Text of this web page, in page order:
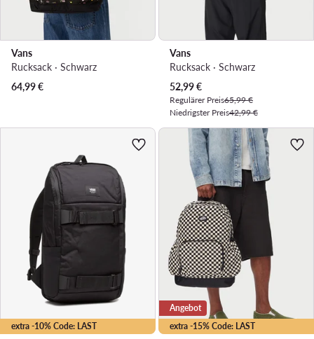
Vans
Rucksack · Schwarz
64,99€
Vans
Rucksack · Schwarz
Aktueller Preis
52,99€
Regulärer Preis65,99 €
Niedrigster Preis42,99 €
extra -10% Code: LAST extra -15% Code: LAST
Angebot